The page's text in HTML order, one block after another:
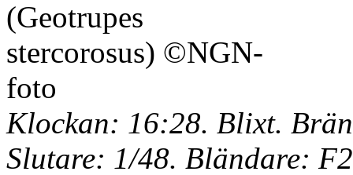
Klockan: 16:28. Blixt.
Slutare: 1/48. Bländare: